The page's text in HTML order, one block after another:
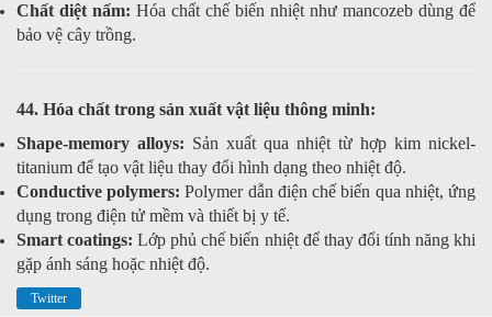
Chất diệt nấm: Hóa chất chế biến nhiệt như mancozeb dùng để
bảo vệ cây trồng.
44. Hóa chất trong sản xuất vật liệu thông minh:
Shape-memory alloys: Sản xuất qua nhiệt từ hợp kim nickel-
titanium để tạo vật liệu thay đổi hình dạng theo nhiệt độ.
Conductive polymers: Polymer dẫn điện chế biến qua nhiệt, ứng
dụng trong điện tử mềm và thiết bị y tế.
Smart coatings: Lớp phủ chế biến nhiệt để thay đổi tính năng khi
gặp ánh sáng hoặc nhiệt độ.
Twitter